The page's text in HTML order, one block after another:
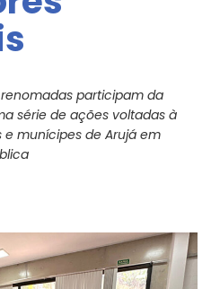
no Legislativo
e inclusão noparticipam da
série de ações voltadas à
munícipes de Arujá em